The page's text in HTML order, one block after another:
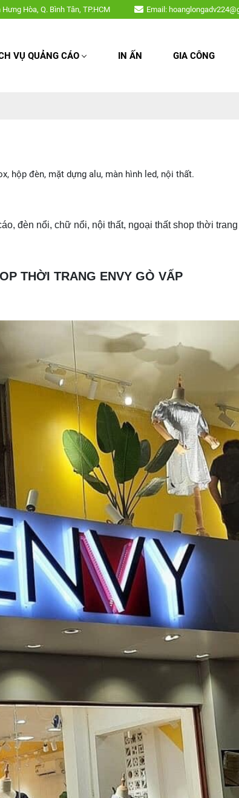
đèn, mặt dựng alu, màn hình led, nội thất,....
Hòa, Q. Bình Tân, TP.HCM Email:
VỤ QUẢNG CÁO IN ẤN GIA CÔNG
hộp đèn, mặt dựng alu, màn hình led, nội thất.
đèn nổi, chữ nổi, nội thất, ngoại thất shop thời
THỜI TRANG ENVY GÒ VẤP